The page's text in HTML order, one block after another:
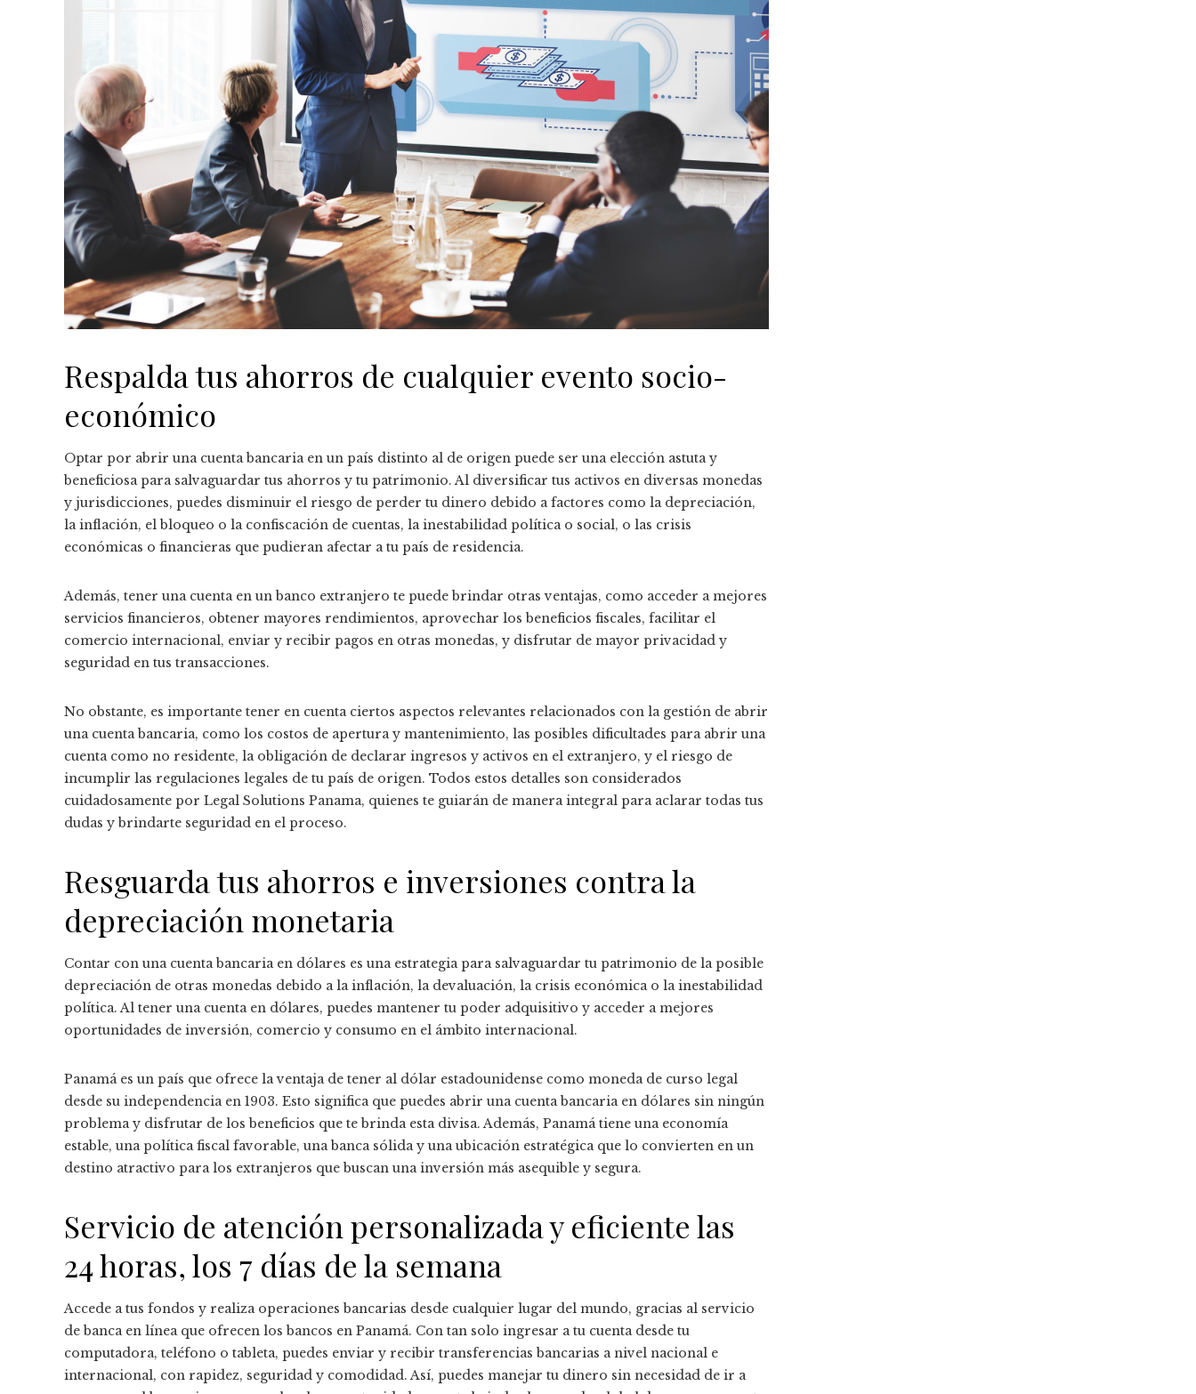
Respalda tus ahorros de cualquier evento socio-
económico
Optar por abrir una cuenta bancaria en un país distinto al de origen puede ser una elección astuta y
beneficiosa para salvaguardar tus ahorros y tu patrimonio. Al diversificar tus activos en diversas monedas
y jurisdicciones, puedes disminuir el riesgo de perder tu dinero debido a factores como la depreciación,
la inflación, el bloqueo o la confiscación de cuentas, la inestabilidad política o social, o las crisis
económicas o financieras que pudieran afectar a tu país de residencia.
Además, tener una cuenta en un banco extranjero te puede brindar otras ventajas, como acceder a mejores
servicios financieros, obtener mayores rendimientos, aprovechar los beneficios fiscales, facilitar el
comercio internacional, enviar y recibir pagos en otras monedas, y disfrutar de mayor privacidad y
seguridad en tus transacciones.
No obstante, es importante tener en cuenta ciertos aspectos relevantes relacionados con la gestión de abrir
una cuenta bancaria, como los costos de apertura y mantenimiento, las posibles dificultades para abrir una
cuenta como no residente, la obligación de declarar ingresos y activos en el extranjero, y el riesgo de
incumplir las regulaciones legales de tu país de origen. Todos estos detalles son considerados
cuidadosamente por Legal Solutions Panama, quienes te guiarán de manera integral para aclarar todas tus
dudas y brindarte seguridad en el proceso.
Resguarda tus ahorros e inversiones contra la
depreciación monetaria
Contar con una cuenta bancaria en dólares es una estrategia para salvaguardar tu patrimonio de la posible
depreciación de otras monedas debido a la inflación, la devaluación, la crisis económica o la inestabilidad
política. Al tener una cuenta en dólares, puedes mantener tu poder adquisitivo y acceder a mejores
oportunidades de inversión, comercio y consumo en el ámbito internacional.
Panamá es un país que ofrece la ventaja de tener al dólar estadounidense como moneda de curso legal
desde su independencia en 1903. Esto significa que puedes abrir una cuenta bancaria en dólares sin ningún
problema y disfrutar de los beneficios que te brinda esta divisa. Además, Panamá tiene una economía
estable, una política fiscal favorable, una banca sólida y una ubicación estratégica que lo convierten en un
destino atractivo para los extranjeros que buscan una inversión más asequible y segura.
Servicio de atención personalizada y eficiente las
24 horas, los 7 días de la semana
Accede a tus fondos y realiza operaciones bancarias desde cualquier lugar del mundo, gracias al servicio
de banca en línea que ofrecen los bancos en Panamá. Con tan solo ingresar a tu cuenta desde tu
computadora, teléfono o tableta, puedes enviar y recibir transferencias bancarias a nivel nacional e
internacional, con rapidez, seguridad y comodidad. Así, puedes manejar tu dinero sin necesidad de ir a